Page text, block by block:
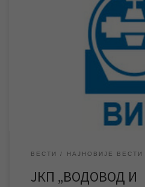
Из разлога што вода са
воде не задовољава потребне
прекинуто је снабдевање града
водоснабдевање је у потпуности
канализација“ Зрењанин. У петак
водоснабдевање града водом са
ВЕСТИ НАЈНОВИЈЕ ВЕСТИ
ЈКП „ВОДОВОД И